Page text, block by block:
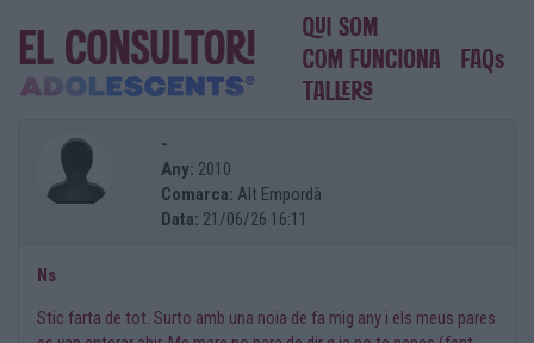
-
Any: 2010
Comarca: Alt Empordà
Data: 21/06/26 16:11
Ns
Stic farta de tot. Surto amb una noia de fa mig any i els meus pares